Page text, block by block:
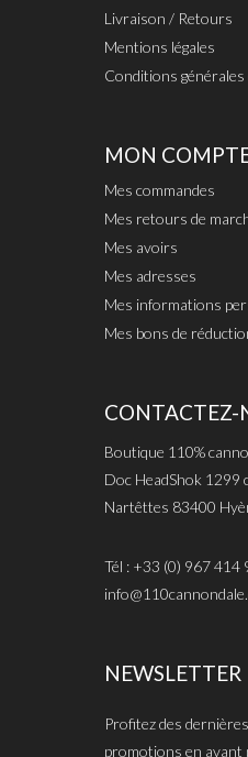
Livraison / Retours
Mentions légales
Conditions générales
MON
Mes commandes
Mes retours de
Mes avoirs
Mes adresses
Mes informations
Mes bons de
CONTACTEZ-
Boutique 110%
Doc HeadShok 1299
Nartêttes 83400
Tél : +33 (0) 967 414
NEWSLETTER
Profitez des
promotions en avant